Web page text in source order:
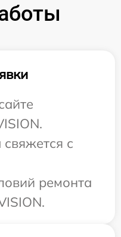
с
ремонта